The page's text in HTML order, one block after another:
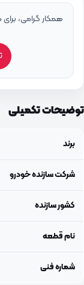
همکار گرامی،
توضیحات تکمیلی
برند
شرکت سازنده خودرو
کشور سازنده
نام قطعه
شماره فنی